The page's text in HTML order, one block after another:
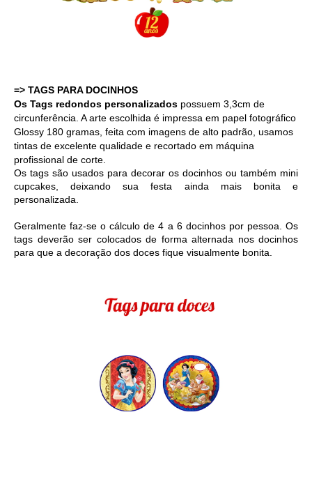
=> TAGS PARA DOCINHOS
Os Tags redondos personalizados possuem 3,3cm de
circunferência. A arte escolhida é impressa em papel fotográfico
Glossy 180 gramas, feita com imagens de alto padrão, usamos
tintas de excelente qualidade e recortado em máquina
profissional de corte.
Os tags são usados para decorar os docinhos ou também mini
cupcakes, deixando sua festa ainda mais bonita e
personalizada.
Geralmente faz-se o cálculo de 4 a 6 docinhos por pessoa. Os
tags deverão ser colocados de forma alternada nos docinhos
para que a decoração dos doces fique visualmente bonita.